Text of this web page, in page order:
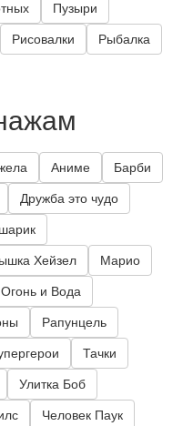
Пузыри
Рисовалки Рыбалка
Аниме Барби
Дружба это чудо
Хейзел Марио
Огонь и Вода
Рапунцель
Тачки
Улитка Боб
Человек Паук